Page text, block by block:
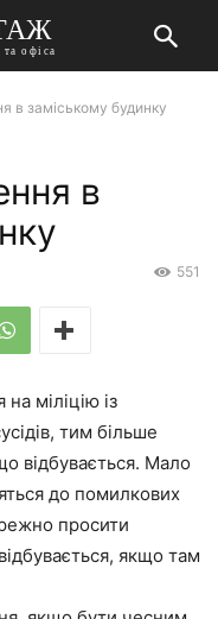
офіса
в заміському будинку
в
551
міліцію із
тим більше
відбувається. Мало
до помилкових
просити
якщо там